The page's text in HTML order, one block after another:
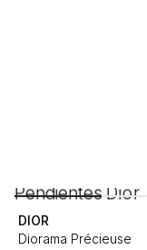
DIOR
Diorama Précieuse